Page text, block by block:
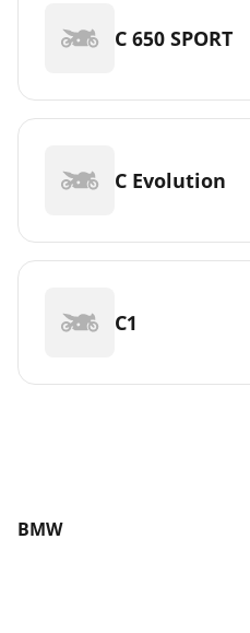
C 650 SPORT
C Evolution
C1
BMW